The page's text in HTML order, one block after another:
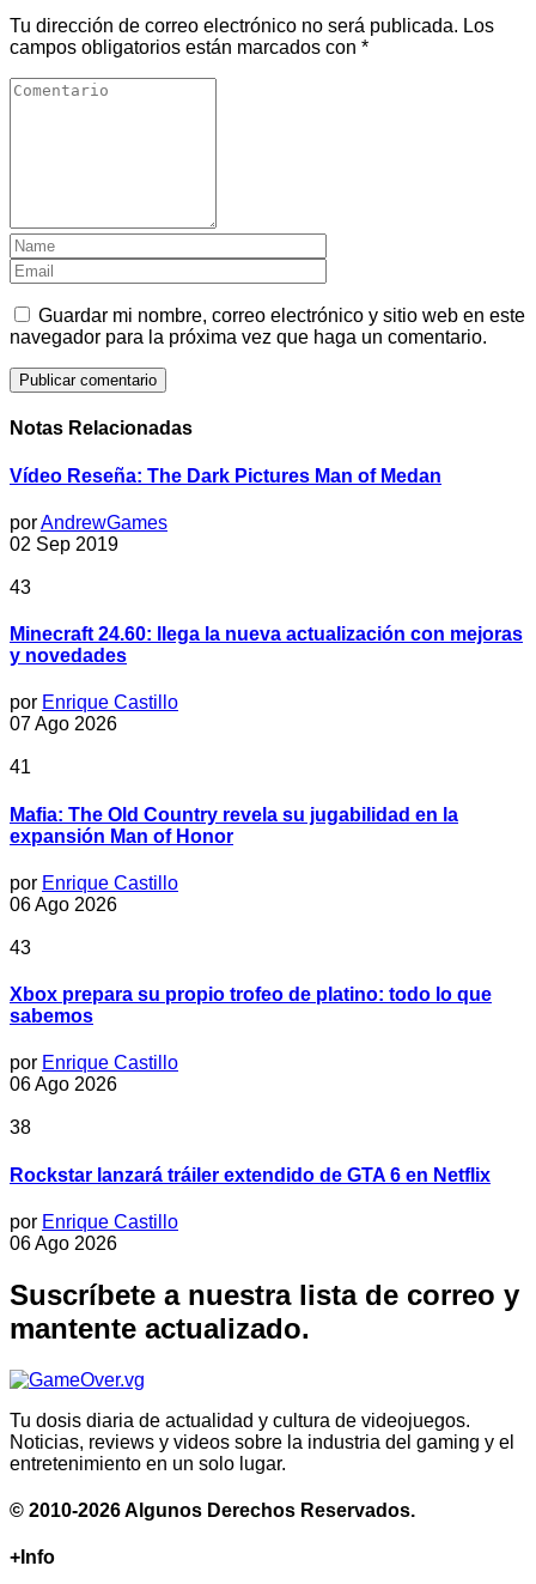
Tu dirección de correo electrónico no será publicada. Los
campos obligatorios están marcados con *
Guardar mi nombre, correo electrónico y sitio web en este
navegador para la próxima vez que haga un comentario.
Notas Relacionadas
Vídeo Reseña: The Dark Pictures Man of Medan
porAndrewGames
02 Sep 2019
43
Minecraft 24.60: llega la nueva actualización con mejoras
y novedades
por Enrique Castillo
07 Ago 2026
41
Mafia: The Old Country revela su jugabilidad en la
expansión Man of Honor
por Enrique Castillo
06 Ago 2026
43
Xbox prepara su propio trofeo de platino: todo lo que
sabemos
por Enrique Castillo
06 Ago 2026
38
Rockstar lanzará tráiler extendido de GTA 6 en Netflix
por Enrique Castillo
06 Ago 2026
Suscríbete a nuestra lista de correo y
mantente actualizado.
Tu dosis diaria de actualidad y cultura de videojuegos.
Noticias, reviews y videos sobre la industria del gaming y el
entretenimiento en un solo lugar.
© 2010-2026 Algunos Derechos Reservados.
+Info